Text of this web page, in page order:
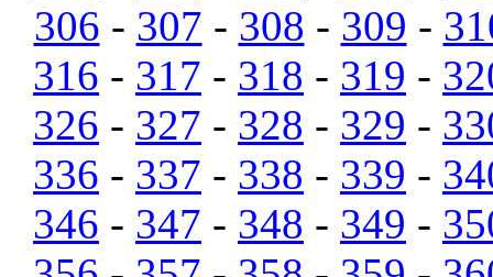
306 - 307 - 308 - 309 -
316 - 317 - 318 - 319 -
326 - 327 - 328 - 329 -
336 - 337 - 338 - 339 -
346 - 347 - 348 - 349 -